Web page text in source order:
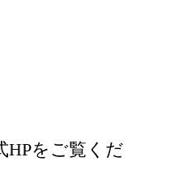
HPをご覧くだ